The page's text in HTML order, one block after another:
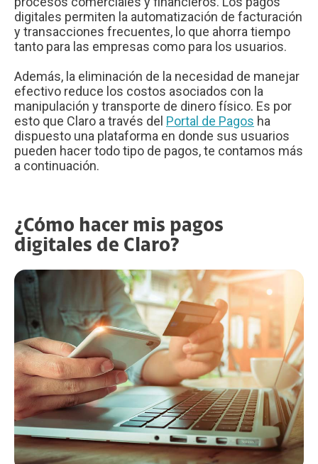
digitales permiten la automatización de facturación
y transacciones frecuentes, lo que ahorra tiempo
tanto para las empresas como para los usuarios.
Además, la eliminación de la necesidad de manejar
efectivo reduce los costos asociados con la
manipulación y transporte de dinero físico. Es por
esto que Claro a través del Portal de Pagos ha
dispuesto una plataforma en donde sus usuarios
pueden hacer todo tipo de pagos, te contamos más
a continuación.
¿Cómo hacer mis pagos
digitales de Claro?